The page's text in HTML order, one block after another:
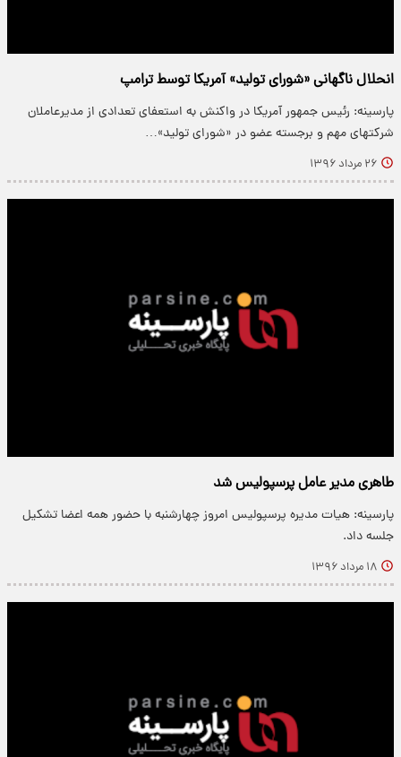
انحلال ناگهانی «شورای تولید» آمریکا توسط ترامپ
پارسینه: رئیس جمهور آمریکا در واکنش به استعفای تعدادی از مدیرعاملان
شرکتهای مهم و برجسته عضو در «شورای تولید»…
۲۶ مرداد ۱۳۹۶
طاهری مدیر عامل پرسپولیس شد
پارسینه: هیات مدیره پرسپولیس امروز چهارشنبه با حضور همه اعضا تشکیل
جلسه داد.
۱۸ مرداد ۱۳۹۶